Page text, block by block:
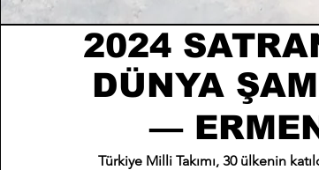
2024
DÜNYA
—
Türkiye Milli Takımı, 30 ülkenin